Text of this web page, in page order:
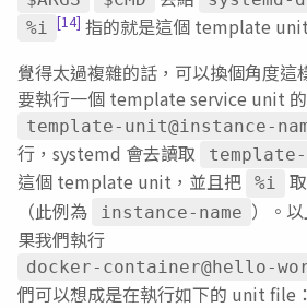
%i [14] 指的就是這個 template
覺得太過複雜的話，可以換個角度這
要執行一個 template service unit
template-unit@instance-
行，systemd 會去讀取
這個 template unit，並且把 %i
（此例為
instance-name ）。
果我們執行
docker-container@hello-
們可以想成是在執行如下的 unit file：